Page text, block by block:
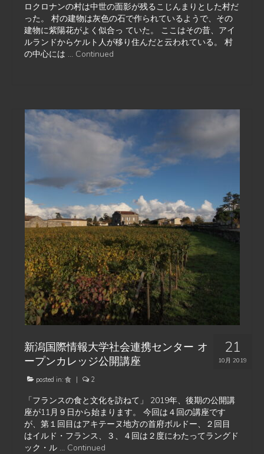
ロクロナンの村は中世の面影が残るこじんまりとした村だ
った。 村の建物は灰色の石で作られているようで、その
建物に紫陽花がよく似合っ ていた。 ここはその昔、アイ
ルランドからケルト人が移り住んだと云われている。 村
の中心には … Continued
21
10月 2019
新潟国際情報大学社会連携センター オ
ープンカレッジ公開講座
posted in: 食 2
「フランスの食と文化を訪ねて」 2019年、後期の公開講
座が11月９日から始まります。 今回は４回の講座です
が、第１回目はアキテーヌ地方の首府ボルドー、２回目
はイルド・フランス、３、４回は２度にわたってラングド
ック・ル … Continued